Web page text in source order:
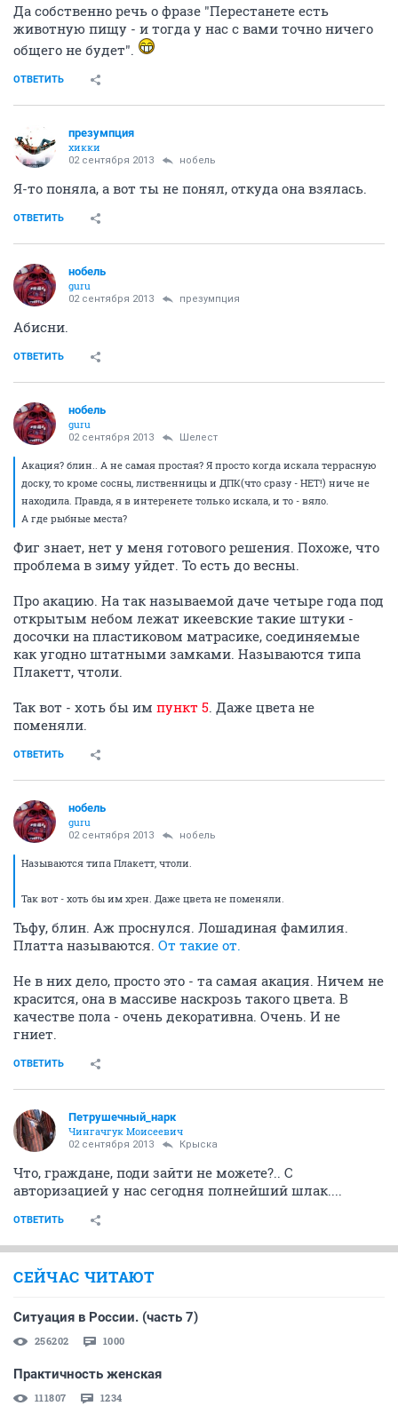
Да собственно речь о фразе "Перестанете есть
животную пищу - и тогда у нас с вами точно ничего
общего не будет".
ОТВЕТИТЬ
презумпция
хикки
02 сентября 2013 нобель
Я-то поняла, а вот ты не понял, откуда она взялась.
ОТВЕТИТЬ
нобель
guru
02 сентября 2013 презумпция
Абисни.
ОТВЕТИТЬ
нобель
guru
02 сентября 2013 Шелест
Акация? блин.. А не самая простая? Я просто когда искала террасную
доску, то кроме сосны, лиственницы и ДПК(что сразу - НЕТ!) ниче не
находила. Правда, я в интеренете только искала, и то - вяло.
А где рыбные места?
Фиг знает, нет у меня готового решения. Похоже, что
проблема в зиму уйдет. То есть до весны.
Про акацию. На так называемой даче четыре года под
открытым небом лежат икеевские такие штуки -
досочки на пластиковом матрасике, соединяемые
как угодно штатными замками. Называются типа
Плакетт, чтоли.
Так вот - хоть бы им пункт 5. Даже цвета не
поменяли.
ОТВЕТИТЬ
нобель
guru
02 сентября 2013 нобель
Называются типа Плакетт, чтоли.
Так вот - хоть бы им хрен. Даже цвета не поменяли.
Тьфу, блин. Аж проснулся. Лошадиная фамилия.
Платта называются. От такие от.
Не в них дело, просто это - та самая акация. Ничем не
красится, она в массиве наскрозь такого цвета. В
качестве пола - очень декоративна. Очень. И не
гниет.
ОТВЕТИТЬ
Петрушечный_нарк
Чингачгук Моисеевич
02 сентября 2013 Крыска
Что, граждане, поди зайти не можете?.. С
авторизацией у нас сегодня полнейший шлак....
ОТВЕТИТЬ
СЕЙЧАС ЧИТАЮТ
Ситуация в России. (часть 7)
256202 1000
Практичность женская
111807 1234